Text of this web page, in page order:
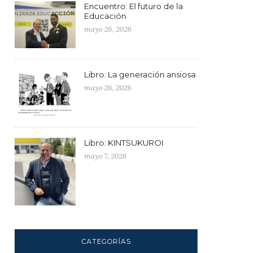
Encuentro: El futuro de la
Educación
mayo 26, 2026
Libro: La generación ansiosa
mayo 26, 2026
Libro: KINTSUKUROI
mayo 7, 2026
CATEGORÍAS